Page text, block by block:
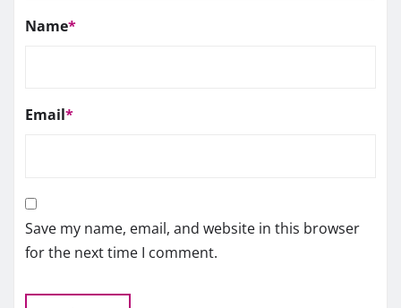
Name*
Email*
Save my name, email, and website in this browser
for the next time I comment.